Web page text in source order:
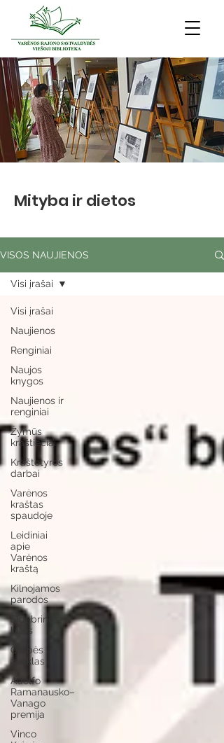
Mityba ir dietos
VISOS NAUJIENOS
Visi įrašai
Naujienos
Renginiai
Naujos
knygos
Naujienos ir
renginiai
Žymūs
kraštiečiai
Kraštotyros
darbai
Varėnos
kraštas
spaudoje
Leidiniai
apie
Varėnos
kraštą
Kilnojamos
parodos
Sidabrinės
bitės
Garbės
ženklas
Adolfo
Ramanausko–
Vanago
premija
Vinco
Visi įrašai